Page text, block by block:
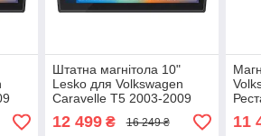
Fi
Штатна магнітола 10"
Lesko для Volkswagen
Caravelle T5 2003-2009
4/64Gb CarPlay 4G Wi-Fi
GPS Prime шт.
12 499₴ 16 249 ₴ 11